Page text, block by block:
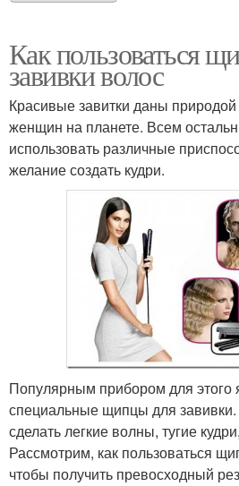
Как пользоваться
завивки волос
Красивые завитки даны
женщин на планете. Всем
использовать различные
желание создать кудри.
Популярным прибором для этого
специальные щипцы для
сделать легкие волны, тугие
Рассмотрим, как пользоваться
чтобы получить превосходный